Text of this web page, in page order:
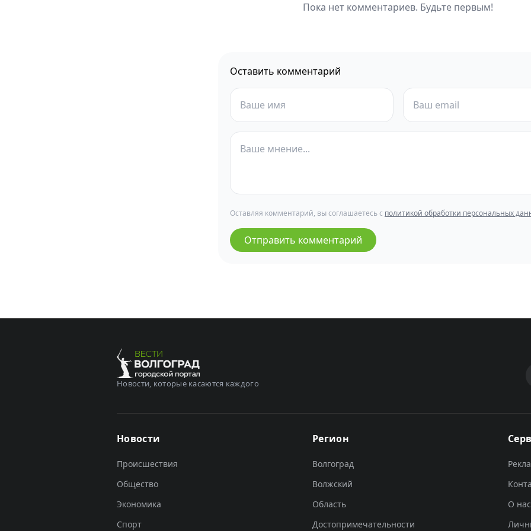
Пока нет комментариев. Будьте первым!
Оставить комментарий
Оставляя комментарий, вы соглашаетесь с политикой обработки персональных
Отправить комментарий
Новости, которые касаются каждого
Новости
Происшествия
Общество
Экономика
Спорт
Регион
Волгоград
Волжский
Область
Достопримечательности
О нас